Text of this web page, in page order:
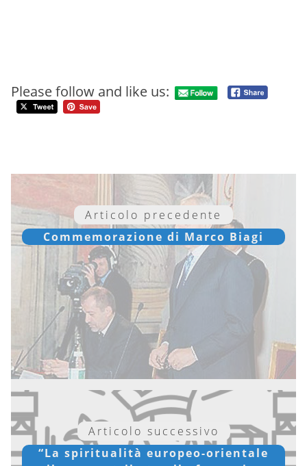
Please follow and like us:
Articolo precedente
Commemorazione di Marco Biagi
Articolo successivo
“La spiritualità europeo-orientale